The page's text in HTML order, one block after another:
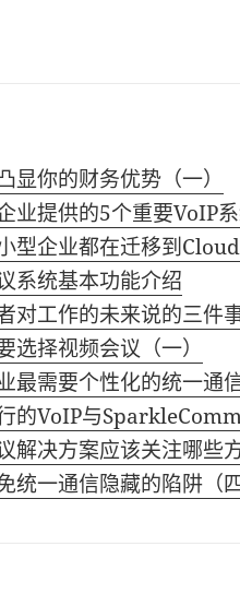
显你的财务优势（一）
业提供的5个重要VoIP
型企业都在迁移到
系统基本功能介绍
对工作的未来说的三件事
选择视频会议（一）
最需要个性化的统一通
的VoIP与
解决方案应该关注哪些
统一通信隐藏的陷阱（四